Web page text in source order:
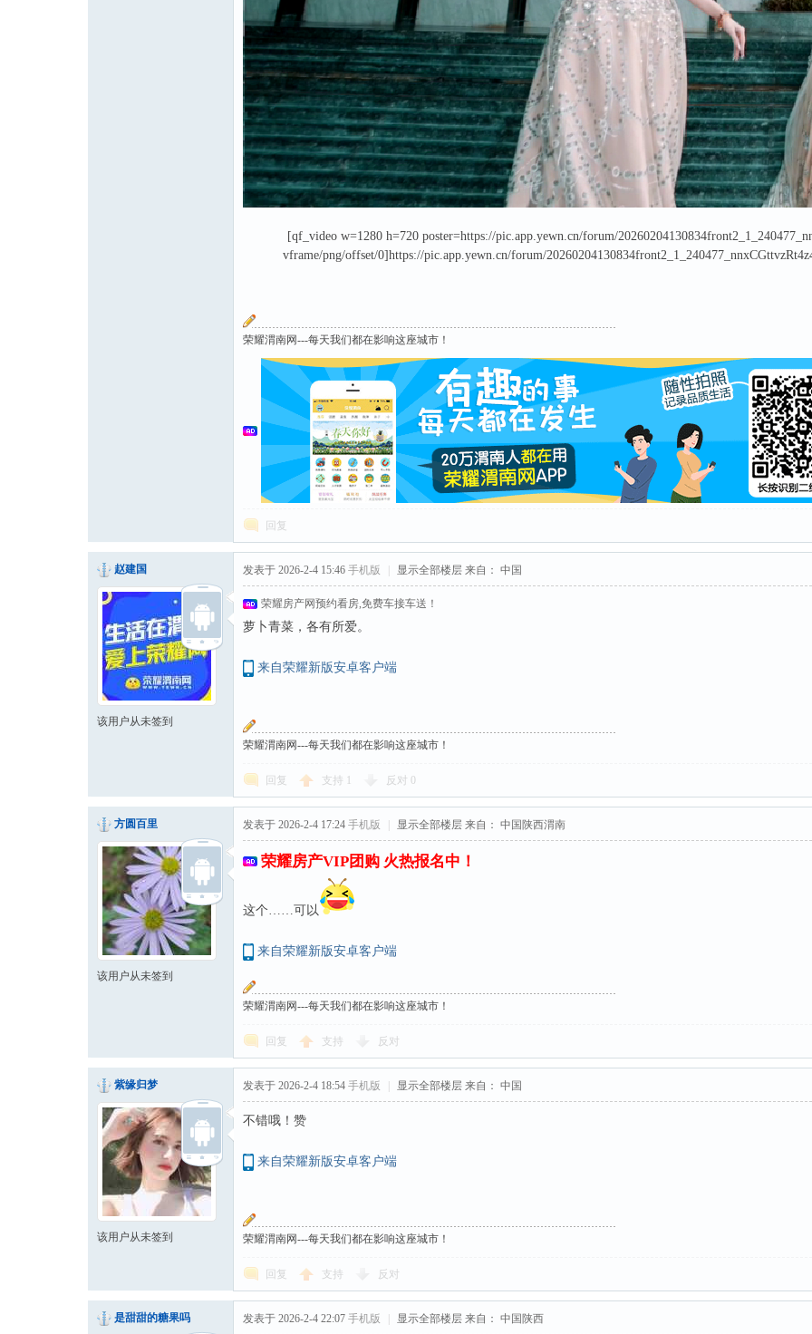
[qf_video w=1280 h=720 poster=https://pic.app.yewn.cn/forum/
vframe/png/offset/0]https://pic.app.yewn.cn/forum/
荣耀渭南网---每天我们都在影响这座城市！
回复
赵建国
该用户从未签到
发表于 2026-2-4 15:46 手机版 显示全部楼层 来自： 中国
荣耀房产网预约看房,免费车接车送！
萝卜青菜，各有所爱。
来自荣耀新版安卓客户端
荣耀渭南网---每天我们都在影响这座城市！
回复 支持 反对 0
方圆百里
该用户从未签到
发表于 2026-2-4 17:24 手机版 显示全部楼层 来自： 中国陕西渭南
荣耀房产VIP团购 火热报名中！
这个……可以
来自荣耀新版安卓客户端
荣耀渭南网---每天我们都在影响这座城市！
回复 支持 反对
紫缘归梦
该用户从未签到
发表于 2026-2-4 18:54 手机版 显示全部楼层 来自： 中国
不错哦！赞
来自荣耀新版安卓客户端
荣耀渭南网---每天我们都在影响这座城市！
回复 支持 反对
是甜甜的糖果吗 发表于 2026-2-4 22:07 手机版 显示全部楼层 来自： 中国陕西